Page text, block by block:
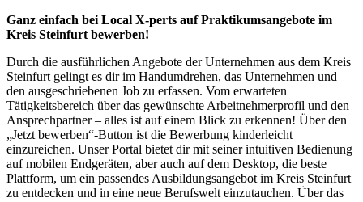
Ganz einfach bei Local X-perts auf Praktikumsangebote im
Kreis Steinfurt bewerben!
Durch die ausführlichen Angebote der Unternehmen aus dem Kreis
Steinfurt gelingt es dir im Handumdrehen, das Unternehmen und
den ausgeschriebenen Job zu erfassen. Vom erwarteten
Tätigkeitsbereich über das gewünschte Arbeitnehmerprofil und den
Ansprechpartner – alles ist auf einem Blick zu erkennen! Über den
„Jetzt bewerben“-Button ist die Bewerbung kinderleicht
einzureichen. Unser Portal bietet dir mit seiner intuitiven Bedienung
auf mobilen Endgeräten, aber auch auf dem Desktop, die beste
Plattform, um ein passendes Ausbildungsangebot im Kreis Steinfurt
zu entdecken und in eine neue Berufswelt einzutauchen. Über das